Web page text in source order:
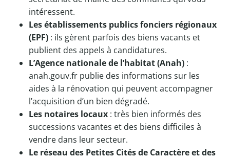
intéressent.
Les établissements publics fonciers régionaux
(EPF) : ils gèrent parfois des biens vacants et
publient des appels à candidatures.
L’Agence nationale de l’habitat (Anah) :
anah.gouv.fr publie des informations sur les
aides à la rénovation qui peuvent accompagner
l’acquisition d’un bien dégradé.
Les notaires locaux : très bien informés des
successions vacantes et des biens difficiles à
vendre dans leur secteur.
Le réseau des Petites Cités de Caractère et des